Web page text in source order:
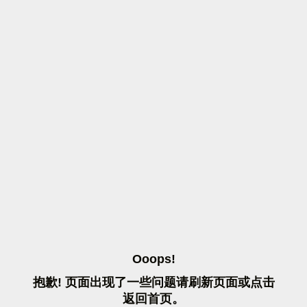
OOOPS!
抱歉! 页面出现了一些问题请刷 新页面或点击
返 回首页。